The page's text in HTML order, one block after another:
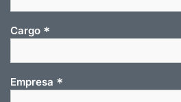
Cargo *
Empresa *